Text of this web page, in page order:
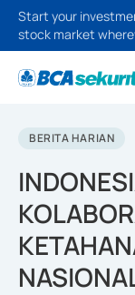
Start your
stock market
BERITA HARIAN